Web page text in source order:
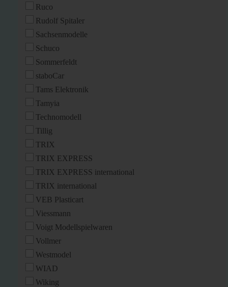
Ruco
Rudolf Spitaler
Sachsenmodelle
Schuco
Sommerfeldt
staboCar
Tams Elektronik
Tamyia
Technomodell
Tillig
TRIX
TRIX EXPRESS
TRIX EXPRESS international
TRIX international
VEB Plasticart
Viessmann
Voigt Modellspielwaren
Vollmer
Westmodel
WIAD
Wiking